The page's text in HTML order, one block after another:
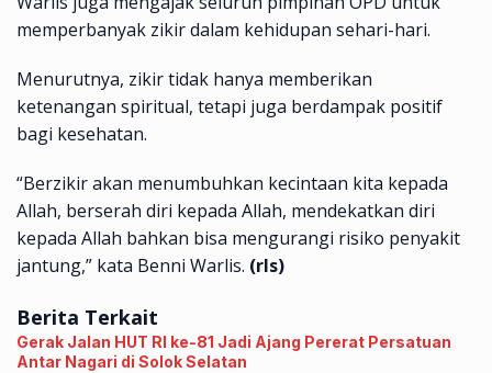
memperbanyak zikir dalam kehidupan sehari-hari.
Menurutnya, zikir tidak hanya memberikan
ketenangan spiritual, tetapi juga berdampak positif
bagi kesehatan.
“Berzikir akan menumbuhkan kecintaan kita kepada
Allah, berserah diri kepada Allah, mendekatkan diri
kepada Allah bahkan bisa mengurangi risiko penyakit
jantung,” kata Benni Warlis. (rls)
Berita Terkait
Gerak Jalan HUT RI ke-81 Jadi Ajang Pererat Persatuan
Antar Nagari di Solok Selatan